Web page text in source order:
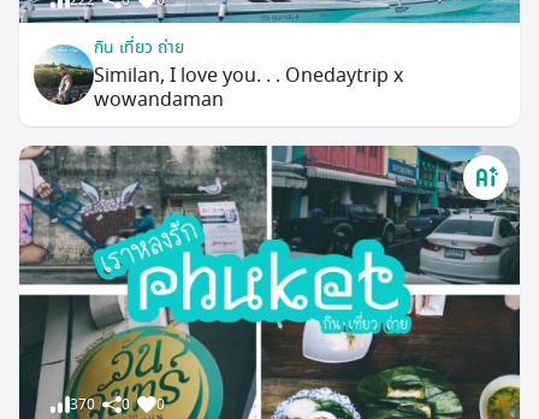
กิน เที่ยว ถ่าย
Similan, I love you. . . Onedaytrip x
wowandaman
370 0 0